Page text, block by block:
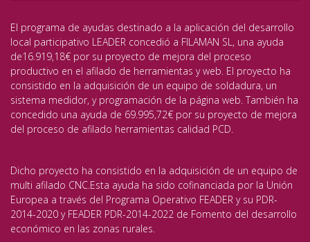
El programa de ayudas destinado a la aplicación del desarrollo
local participativo LEADER concedió a FILAMAN SL, una ayuda
de16.919,18€ por su proyecto de mejora del proceso
productivo en el afilado de herramientas y web. El proyecto ha
consistido en la adquisición de un equipo de soldadura, un
sistema medidor, y programación de la página web. También ha
concedido una ayuda de 69.995,72€ por su proyecto de mejora
del proceso de afilado herramientas calidad PCD.
Dicho proyecto ha consistido en la adquisición de un equipo de
multi afilado CNC.Esta ayuda ha sido cofinanciada por la Unión
Europea a través del Programa Operativo FEADER y su PDR-
2014-2020 y FEADER PDR-2014-2022 de Fomento del desarrollo
económico en las zonas rurales.